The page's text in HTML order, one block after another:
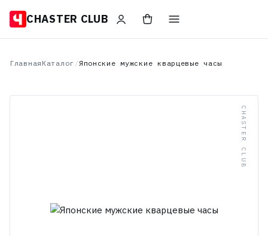
CHASTER CLUB
Главная Каталог /Японские мужские кварцевые часы
CHASTER CLUB